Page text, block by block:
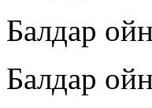
Балдар
Балдар